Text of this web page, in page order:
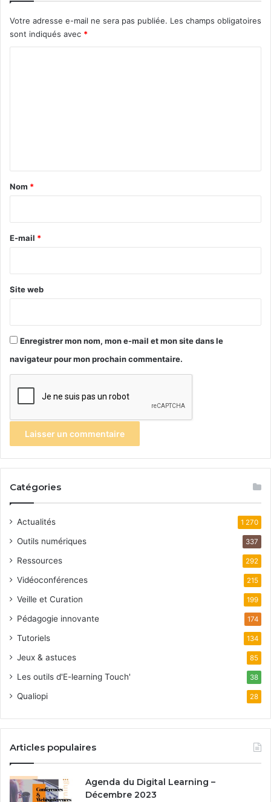
Votre adresse e-mail ne sera pas publiée. Les champs obligatoires
sont indiqués avec *
a
e
Nom *
E-mail *
Site web
Enregistrer mon nom, mon e-mail et mon site dans le
navigateur pour mon prochain commentaire.
Catégories
Actualités 1 270
Outils numériques 337
Ressources 292
Vidéoconférences 215
Veille et Curation 199
Pédagogie innovante 174
Tutoriels 134
Jeux & astuces 85
Les outils d'E-learning Touch' 38
Qualiopi 28
Articles populaires
Agenda du Digital Learning –
Décembre 2023